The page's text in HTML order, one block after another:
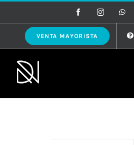
al
contenido
FacebookInstagram
VENTA MAYORISTA